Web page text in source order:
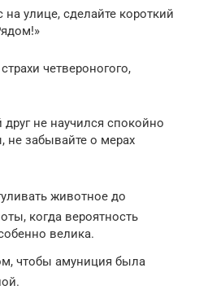
улице, сделайте короткий
четвероногого,
не научился спокойно
не забывайте о мерах
животное до
когда вероятность
велика.
чтобы амуниция была